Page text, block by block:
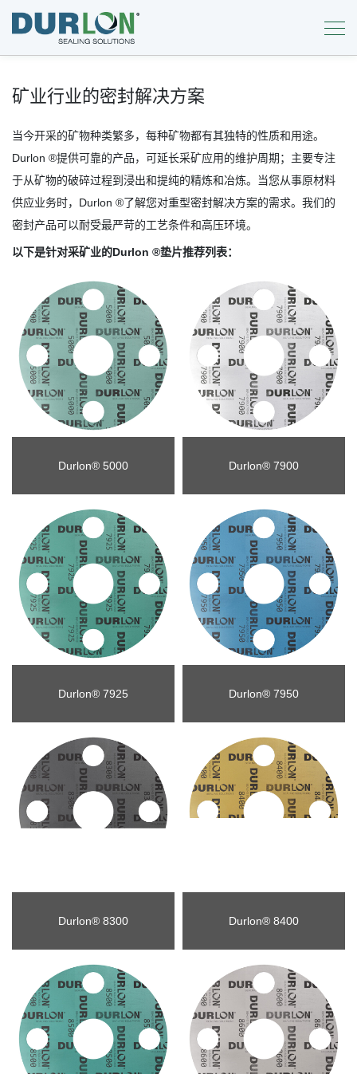
矿业行业的密封解决方案
当今开采的矿物种类繁多，每种矿物都有其独特的性质和用途。
Durlon ®提供可靠的产品，可延长采矿应用的维护周期；主要专注
于从矿物的破碎过程到浸出和提纯的精炼和冶炼。当您从事原材料
供应业务时，Durlon ®了解您对重型密封解决方案的需求。我们的
密封产品可以耐受最严苛的工艺条件和高压环境。
以下是针对采矿业的Durlon ®垫片推荐列表：
Durlon® 5000 Durlon® 7900
Durlon® 7925 Durlon® 7950
Durlon® 8300 Durlon® 8400